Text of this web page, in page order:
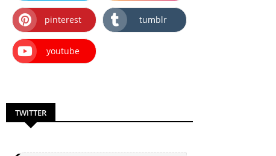
pinterest tumblr
youtube
TWITTER